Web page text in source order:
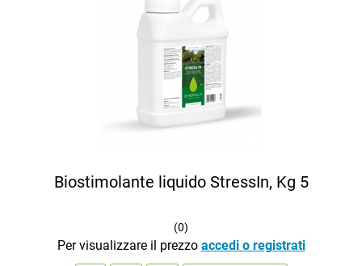
Biostimolante liquido StressIn, Kg 5
(0)
Per visualizzare il prezzo accedi o registrati